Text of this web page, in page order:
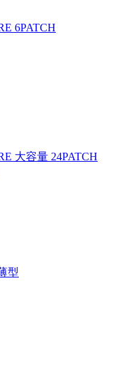
6PATCH
大容量 24PATCH
型